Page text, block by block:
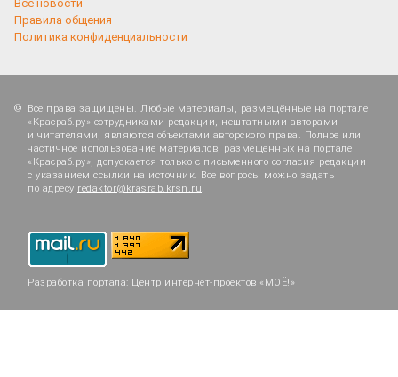
Все новости
Правила общения
Политика конфиденциальности
Все права защищены. Любые материалы, размещённые на портале
«Красраб.ру» сотрудниками редакции, нештатными авторами
и читателями, являются объектами авторского права. Полное или
частичное использование материалов, размещённых на портале
«Красраб.ру», допускается только с письменного согласия редакции
с указанием ссылки на источник. Все вопросы можно задать
по адресу redaktor@krasrab.krsn.ru.
Разработка портала: Центр интернет-проектов «МОЁ!»